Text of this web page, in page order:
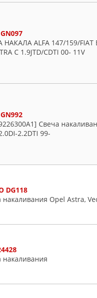
НАКАЛА ALFA 147/159/FIAT
C 1.9JTD/CDTI 00- 11V
Свеча
2.2DTI 99-
DG118
накаливания Opel Astra,
нaкaливaния